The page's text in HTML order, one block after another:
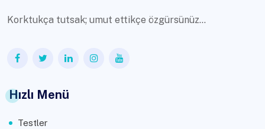
Korktukça tutsak; umut ettikçe özgürsünüz...
Hızlı Menü
Testler